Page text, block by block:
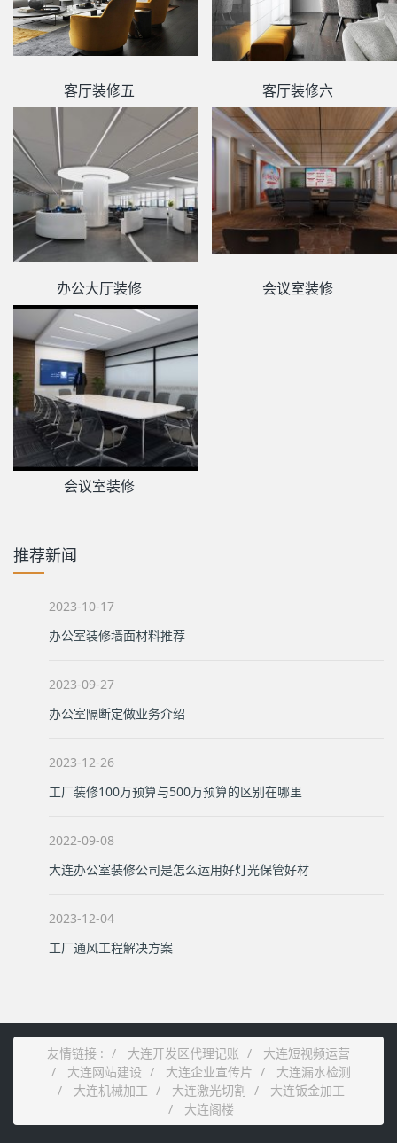
客厅装修五 客厅装修六
办公大厅装修 会议室装修
会议室装修
推荐新闻
2023-10-17
办公室装修墙面材料推荐
2023-09-27
办公室隔断定做业务介绍
2023-12-26
工厂装修100万预算与500万预算的区别在哪里
2022-09-08
大连办公室装修公司是怎么运用好灯光保管好材
2023-12-04
工厂通风工程解决方案
友情链接 : 大连开发区代理记账
大连短视频运营
大连网站建设
大连企业宣传片
大连漏水检测
大连机械加工
大连激光切割
大连钣金加工
大连阁楼